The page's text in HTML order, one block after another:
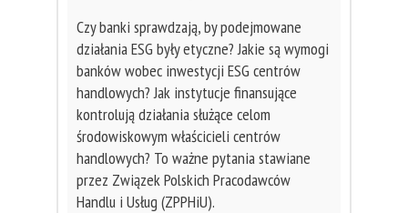
Czy banki sprawdzają, by podejmowane
działania ESG były etyczne? Jakie są wymogi
banków wobec inwestycji ESG centrów
handlowych? Jak instytucje finansujące
kontrolują działania służące celom
środowiskowym właścicieli centrów
handlowych? To ważne pytania stawiane
przez Związek Polskich Pracodawców
Handlu i Usług (ZPPHiU).